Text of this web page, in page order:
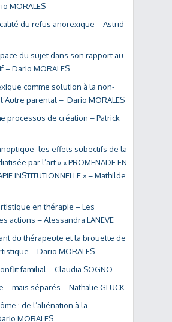
MORALES
du refus anorexique – Astrid
du sujet dans son rapport au
– Dario MORALES
comme solution à la non-
parental – Dario MORALES
processus de création – Patrick
les effets subectifs de la
par l’art » « PROMENADE EN
INSTITUTIONNELLE » – Mathilde
en thérapie – Les
actions – Alessandra LANEVE
du thérapeute et la brouette de
– Dario MORALES
familial – Claudia SOGNO
mais séparés – Nathalie GLÜCK
: de l’aliénation à la
MORALES